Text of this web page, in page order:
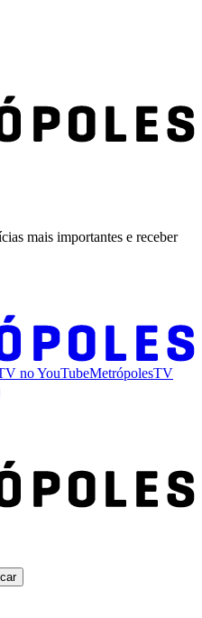
mais importantes e receber
noYouTubeMetrópolesTV